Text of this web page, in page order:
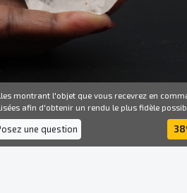
montrant l'objet que vous recevrez en
afin d'obtenir un rendu le plus fidèle
une question 38